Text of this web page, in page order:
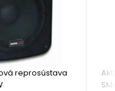
reprosústava